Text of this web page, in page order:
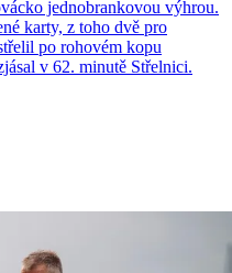
jednobrankovou výhrou.
karty, z toho dvě pro
po rohovém kopu
v 62. minutě Střelnici.